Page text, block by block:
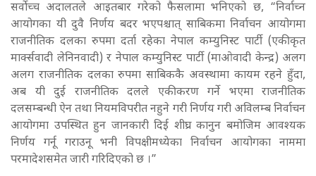
सर्वोच्च अदालतले आइतबार गरेको फैसलामा भनिएको छ, “निर्वाच्न
आयोगका यी दुवै निर्णय बदर भएपश्चात् साबिकमा निर्वाचन आयोगमा
राजनीतिक दलका रुपमा दर्ता रहेका नेपाल कम्युनिस्ट पार्टी (एकीकृत
मार्क्सवादी लेनिनवादी) र नेपाल कम्युनिस्ट पार्टी (माओवादी केन्द्र) अलग
अलग राजनीतिक दलका रुपमा साबिककै अवस्थामा कायम रहने हुँदा,
अब यी दुई राजनीतिक दलले एकीकरण गर्ने भएमा राजनीतिक
दलसम्बन्धी ऐन तथा नियमविपरीत नहुने गरी निर्णय गरी अविलम्ब निर्वाचन
आयोगमा उपस्थित हुन जानकारी दिई शीघ्र कानुन बमोजिम आवश्यक
निर्णय गर्नू गराउनू भनी विपक्षीमध्येका निर्वाचन आयोगका नाममा
परमादेशसमेत जारी गरिदिएको छ ।”